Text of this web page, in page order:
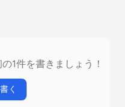
1件を書きましょう！
く